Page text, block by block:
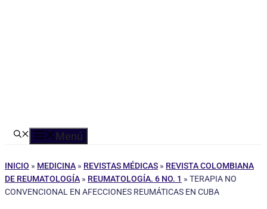
Menú
INICIO » MEDICINA » REVISTAS MÉDICAS » REVISTA COLOMBIANA
DE REUMATOLOGÍA » REUMATOLOGÍA. 6 NO. 1 » TERAPIA NO
CONVENCIONAL EN AFECCIONES REUMÁTICAS EN CUBA